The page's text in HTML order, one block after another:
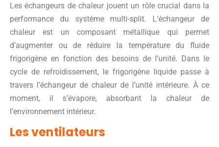
Les échangeurs de chaleur jouent un rôle crucial dans la
performance du système multi-split. L’échangeur de
chaleur est un composant métallique qui permet
d’augmenter ou de réduire la température du fluide
frigorigène en fonction des besoins de l’unité. Dans le
cycle de refroidissement, le frigorigène liquide passe à
travers l’échangeur de chaleur de l’unité intérieure. À ce
moment, il s’évapore, absorbant la chaleur de
l’environnement intérieur.
Les ventilateurs